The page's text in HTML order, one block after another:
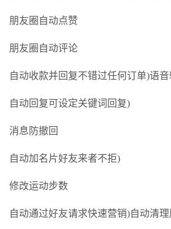
朋友圈自动点赞
朋友圈自动评论
自动收款并回复不错过任何订单)语音
自动回复可设定关键词回复)
消息防撤回
自动加名片好友来者不拒)
修改运动步数
自动通过好友请求快速营销)自动清理